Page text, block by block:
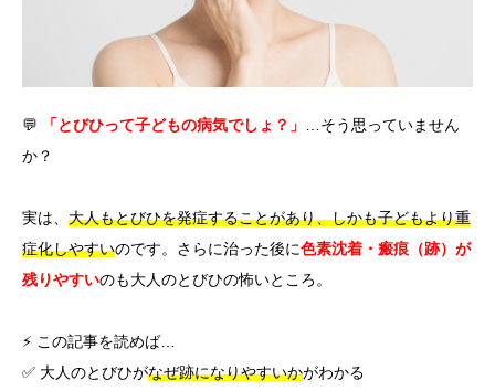
💬 「とびひって子どもの病気でしょ？」
…そう思っていません
か？
実は、 大人もとびひを発症することがあり、しかも子どもより重
症化しやすいのです。さらに治った後に色素沈着・瘢痕（跡）が
残りやすいのも大人のとびひの怖いところ。
⚡ この記事を読めば…
✅ 大人のとびひがなぜ跡になりやすいかがわかる